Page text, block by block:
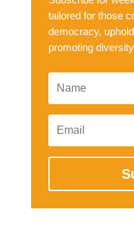
tailored for those
democracy,
promoting